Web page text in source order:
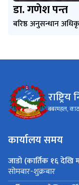
डा. गणेश पन्त
बरिष्ठ अनुसन्धान
बबरमहल,
कार्यालय समय
जाडो (कार्तिक १६ देखि
सोमबार-शुक्रबार